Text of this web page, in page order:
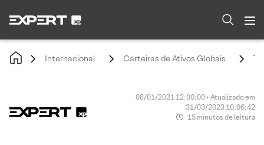
Internacional Carteiras de Ativos Globais
08/01/2021 12:00:00 • Atualizado em
31/03/2023 10:06:42
15 minutos de leitura